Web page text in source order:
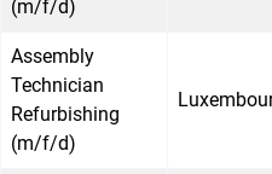
(m/f/d)
Assembly
Technician
Refurbishing
(m/f/d)